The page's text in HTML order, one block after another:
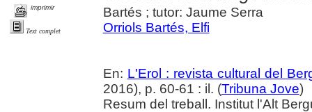
imprimir
Text complet
Bartés ; tutor: Jaume Serra
Orriols Bartés, Elfi
En: L'Erol : revista cultural del
2016), p. 60-61 : il. (Tribuna Jove)
Resum del treball. Institut l'Alt